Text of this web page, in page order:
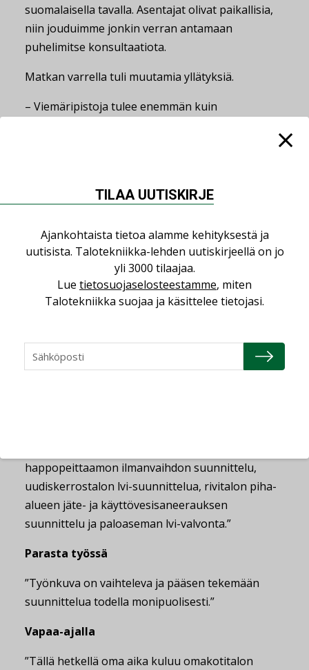
suomalaisella tavalla. Asentajat olivat paikallisia,
niin jouduimme jonkin verran antamaan
puhelimitse konsultaatiota.
Matkan varrella tuli muutamia yllätyksiä.
– Viemäripistoja tulee enemmän kuin
tuuletusviemäreitä ei tunneta. Sähkökatkoksia on
Sähköverkkohan ei ole samassa kunnossa kuin
huomioida.
Suunnittelu etänä onnistui 3D-mallinnuksen ja
Googlen avulla.
3D-mallinnuksen, joka helpotti suunnittelussa
hyvin paljon, kun ratkaisut eivät olleet ihan
happopeittaamon ilmanvaihdon suunnittelu,
uudiskerrostalon lvi-suunnittelua, rivitalon piha-
alueen jäte- ja käyttövesisaneerauksen
suunnittelu ja paloaseman lvi-valvonta.”
Parasta työssä
”Työnkuva on vaihteleva ja pääsen tekemään
suunnittelua todella monipuolisesti.”
Vapaa-ajalla
”Tällä hetkellä oma aika kuluu omakotitalon
TILAA UUTISKIRJE
Ajankohtaista tietoa alamme kehityksestä ja
uutisista. Talotekniikka-lehden uutiskirjeellä on jo
yli 3000 tilaajaa.
Lue tietosuojaselosteestamme, miten
Talotekniikka suojaa ja käsittelee tietojasi.